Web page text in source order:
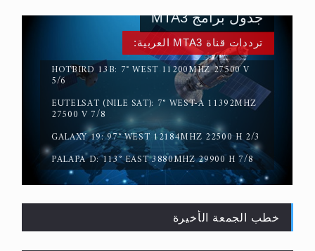
حقيقة المسيح الدجال
ترددات قناة MTA3 العربية:
HOTBIRD 13B: 7° WEST 11200MHZ 27500 V
5/6
EUTELSAT (NILE SAT): 7° WEST-A 11392MHZ
27500 V 7/8
GALAXY 19: 97° WEST 12184MHZ 22500 H 2/3
PALAPA D: 113° EAST 3880MHZ 29900 H 7/8
جدول برامج MTA3
خطب الجمعة الأخيرة